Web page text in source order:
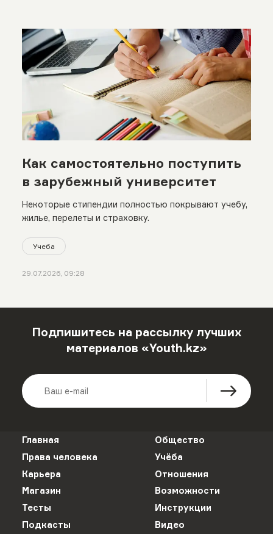
Как самостоятельно поступить
в зарубежный университет
Некоторые стипендии полностью покрывают учебу,
жилье, перелеты и страховку.
Учеба
29.07.2026, 09:28
Подпишитесь на рассылку лучших
материалов «Youth.kz»
Главная
Общество
Права человека
Учёба
Карьера
Отношения
Магазин
Возможности
Тесты
Инструкции
Подкасты
Видео